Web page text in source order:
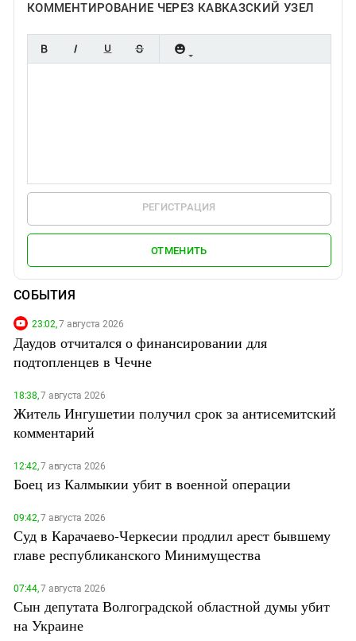
КОММЕНТИРОВАНИЕ ЧЕРЕЗ КАВКАЗСКИЙ УЗЕЛ
РЕГИСТРАЦИЯ
ОТМЕНИТЬ
СОБЫТИЯ
23:02,7 августа 2026
Даудов отчитался о финансировании для
подтопленцев в Чечне
18:38,7 августа 2026
Житель Ингушетии получил срок за антисемитский
комментарий
12:42,7 августа 2026
Боец из Калмыкии убит в военной операции
09:42,7 августа 2026
Суд в Карачаево-Черкесии продлил арест бывшему
главе республиканского Минимущества
07:44,7 августа 2026
Сын депутата Волгоградской областной думы убит
на Украине